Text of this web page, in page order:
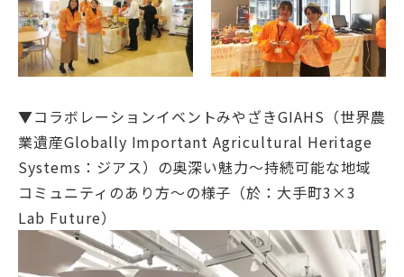
▼コラボレーションイベントみやざきGIAHS（世界農
業遺産Globally Important Agricultural Heritage
Systems：ジアス）の奥深い魅力～持続可能な地域
コミュニティのあり方～の様子（於：大手町3×3
Lab Future）